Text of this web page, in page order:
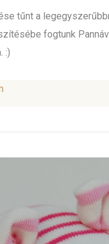
tűnt a
fogtunk
:)